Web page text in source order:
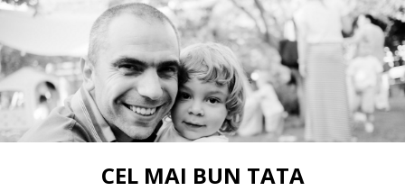
CEL MAI BUN TATA